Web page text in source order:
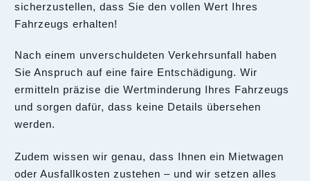
sicherzustellen, dass Sie den vollen Wert Ihres
Fahrzeugs erhalten!
Nach einem unverschuldeten Verkehrsunfall haben
Sie Anspruch auf eine faire Entschädigung. Wir
ermitteln präzise die Wertminderung Ihres Fahrzeugs
und sorgen dafür, dass keine Details übersehen
werden.
Zudem wissen wir genau, dass Ihnen ein Mietwagen
oder Ausfallkosten zustehen – und wir setzen alles